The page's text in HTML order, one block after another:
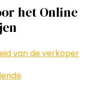
het Online
van de verkoper